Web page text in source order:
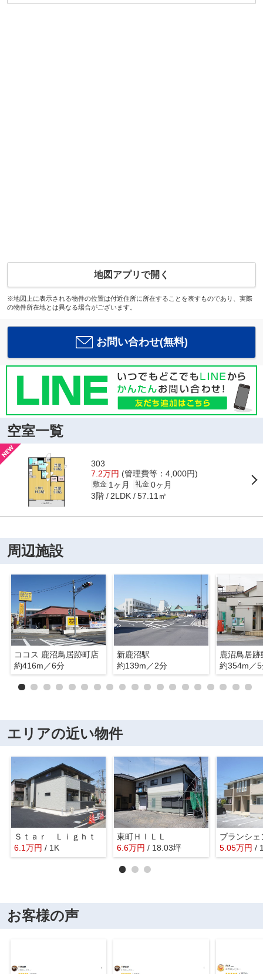
地図アプリで開く
※地図上に表示される物件の位置は付近住所に所在することを表すものであり、実際
の物件所在地とは異なる場合がございます。
お問い合わせ(無料)
空室一覧
303
7.2万円 (管理費等：4,000円)
敷金 1ヶ月 礼金 0ヶ月
3階 2LDK 57.11㎡
周辺施設
ココス 鹿沼鳥居跡町店
約416m／6分
新鹿沼駅
約139m／2分
鹿沼鳥居跡
約354m／
エリアの近い物件
Ｓｔａｒ Ｌｉｇｈｔ
6.1万円 / 1K
東町ＨＩＬＬ
6.6万円 / 18.03坪
ブランシェ
5.05万円 /
お客様の声